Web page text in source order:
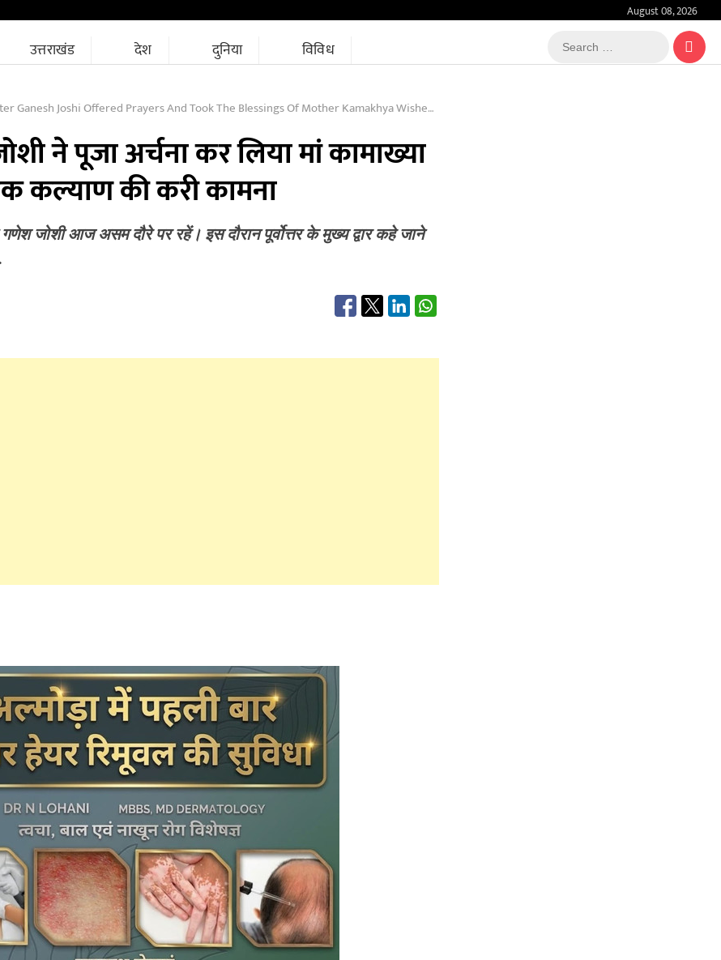
August 08, 2026
उत्तराखंड देश दुनिया विविध
Search
…
Joshi Offered Prayers And Took The Blessings Of Mother Kamakhya Wished For Public Welfare
ने पूजा अर्चना कर लिया मां कामाख्या
कल्याण की करी कामना
जोशी आज असम दौरे पर रहें। इस दौरान पूर्वोत्तर के मुख्य द्वार कहे जाने